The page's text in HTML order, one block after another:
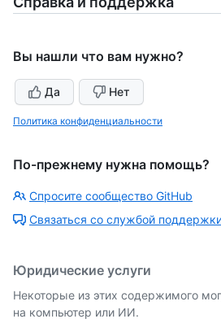
Вы нашли что вам нужно?
Да Нет
Политика конфиденциальности
По-прежнему нужна помощь?
Спросите сообщество GitHub
Связаться со службой
Юридические услуги
Некоторые из этих содержимого
на компьютер или ИИ.